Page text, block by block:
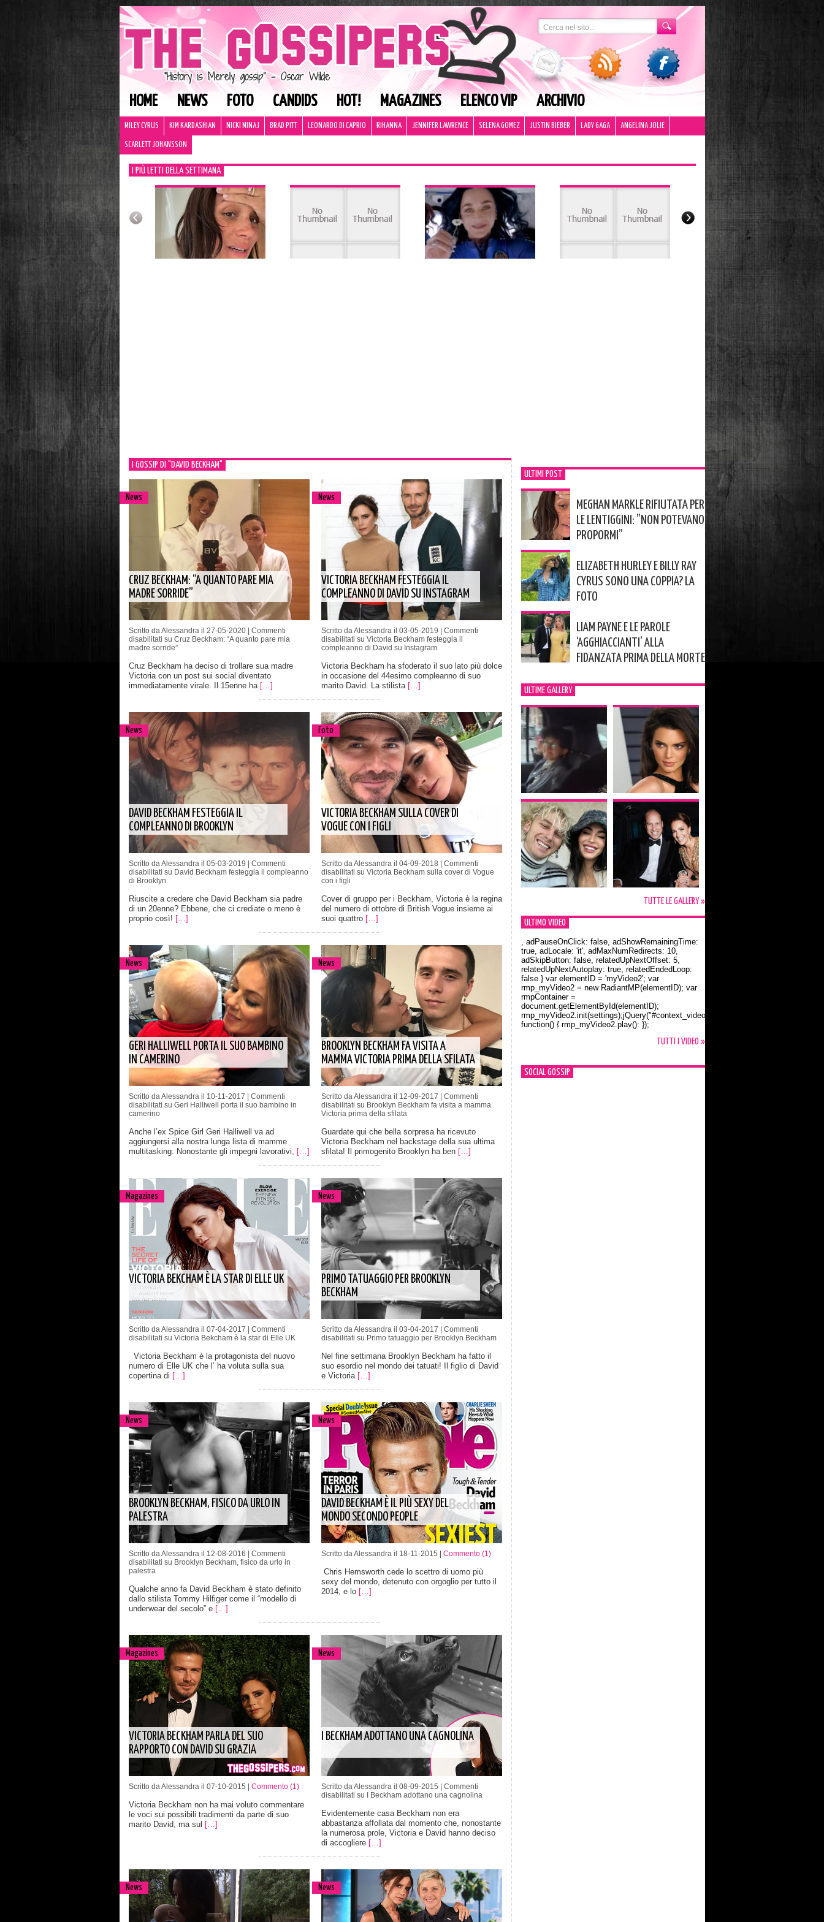
HOME NEWS FOTO CANDIDS HOT! MAGAZINES ELENCO VIP ARCHIVIO
MILEY CYRUS KIM KARDASHIAN NICKI MINAJ BRAD PITT LEONARDO DI CAPRIO RIHANNA JENNIFER LAWRENCE SELENA GOMEZ JUSTIN BIEBER LADY GAGA ANGELINA JOLIE
SCARLETT JOHANSSON
I PIÙ LETTI DELLA SETTIMANA
I GOSSIP DI "DAVID BECKHAM"
News
CRUZ BECKHAM: “A QUANTO PARE MIA
MADRE SORRIDE”
Scritto da Alessandra il 27-05-2020 | Commenti
disabilitati su Cruz Beckham: “A quanto pare mia
madre sorride”
Cruz Beckham ha deciso di trollare sua madre
Victoria con un post sui social diventato
immediatamente virale. Il 15enne ha […]
News
VICTORIA BECKHAM FESTEGGIA IL
COMPLEANNO DI DAVID SU INSTAGRAM
Scritto da Alessandra il 03-05-2019 | Commenti
disabilitati su Victoria Beckham festeggia il
compleanno di David su Instagram
Victoria Beckham ha sfoderato il suo lato più dolce
in occasione del 44esimo compleanno di suo
marito David. La stilista […]
News
DAVID BECKHAM FESTEGGIA IL
COMPLEANNO DI BROOKLYN
Scritto da Alessandra il 05-03-2019 | Commenti
disabilitati su David Beckham festeggia il compleanno
di Brooklyn
Riuscite a credere che David Beckham sia padre
di un 20enne? Ebbene, che ci crediate o meno è
proprio così! […]
Foto
VICTORIA BECKHAM SULLA COVER DI
VOGUE CON I FIGLI
Scritto da Alessandra il 04-09-2018 | Commenti
disabilitati su Victoria Beckham sulla cover di Vogue
con i figli
Cover di gruppo per i Beckham, Victoria è la regina
del numero di ottobre di British Vogue insieme ai
suoi quattro […]
News
GERI HALLIWELL PORTA IL SUO BAMBINO
IN CAMERINO
Scritto da Alessandra il 10-11-2017 | Commenti
disabilitati su Geri Halliwell porta il suo bambino in
camerino
Anche l’ex Spice Girl Geri Halliwell va ad
aggiungersi alla nostra lunga lista di mamme
multitasking. Nonostante gli impegni lavorativi, […]
News
BROOKLYN BECKHAM FA VISITA A
MAMMA VICTORIA PRIMA DELLA SFILATA
Scritto da Alessandra il 12-09-2017 | Commenti
disabilitati su Brooklyn Beckham fa visita a mamma
Victoria prima della sfilata
Guardate qui che bella sorpresa ha ricevuto
Victoria Beckham nel backstage della sua ultima
sfilata! Il primogenito Brooklyn ha ben […]
Magazines
VICTORIA BEKCHAM È LA STAR DI ELLE UK
Scritto da Alessandra il 07-04-2017 | Commenti
disabilitati su Victoria Bekcham è la star di Elle UK
Victoria Beckham è la protagonista del nuovo
numero di Elle UK che l’ ha voluta sulla sua
copertina di […]
News
PRIMO TATUAGGIO PER BROOKLYN
BECKHAM
Scritto da Alessandra il 03-04-2017 | Commenti
disabilitati su Primo tatuaggio per Brooklyn Beckham
Nel fine settimana Brooklyn Beckham ha fatto il
suo esordio nel mondo dei tatuati! Il figlio di David
e Victoria […]
News
BROOKLYN BECKHAM, FISICO DA URLO IN
PALESTRA
Scritto da Alessandra il 12-08-2016 | Commenti
disabilitati su Brooklyn Beckham, fisico da urlo in
palestra
Qualche anno fa David Beckham è stato definito
dallo stilista Tommy Hilfiger come il “modello di
underwear del secolo” e […]
News
DAVID BECKHAM È IL PIÙ SEXY DEL
MONDO SECONDO PEOPLE
Scritto da Alessandra il 18-11-2015 | Commento (1)
Chris Hemsworth cede lo scettro di uomo più
sexy del mondo, detenuto con orgoglio per tutto il
2014, e lo […]
Magazines
VICTORIA BECKHAM PARLA DEL SUO
RAPPORTO CON DAVID SU GRAZIA
Scritto da Alessandra il 07-10-2015 | Commento (1)
Victoria Beckham non ha mai voluto commentare
le voci sui possibili tradimenti da parte di suo
marito David, ma sul […]
News
I BECKHAM ADOTTANO UNA CAGNOLINA
Scritto da Alessandra il 08-09-2015 | Commenti
disabilitati su I Beckham adottano una cagnolina
Evidentemente casa Beckham non era
abbastanza affollata dal momento che, nonostante
la numerosa prole, Victoria e David hanno deciso
di accogliere […]
News News
ULTIMI POST
MEGHAN MARKLE RIFIUTATA PER
LE LENTIGGINI: ”NON POTEVANO
PROPORMI”
ELIZABETH HURLEY E BILLY RAY
CYRUS SONO UNA COPPIA? LA
FOTO
LIAM PAYNE E LE PAROLE
‘AGGHIACCIANTI’ ALLA
FIDANZATA PRIMA DELLA MORTE
ULTIME GALLERY
TUTTE LE GALLERY »
ULTIMO VIDEO
Orlando Bloom e la t-shirt dedicata a Flynn
, adPauseOnClick: false, adShowRemainingTime:
true, adLocale: 'it', adMaxNumRedirects: 10,
adSkipButton: false, relatedUpNextOffset: 5,
relatedUpNextAutoplay: true, relatedEndedLoop:
false } var elementID = 'myVideo2'; var
rmp_myVideo2 = new RadiantMP(elementID); var
rmpContainer =
document.getElementById(elementID);
rmp_myVideo2.init(settings);jQuery("#context_video2").one("mouseover",
function() { rmp_myVideo2.play(); });
TUTTI I VIDEO »
SOCIAL GOSSIP